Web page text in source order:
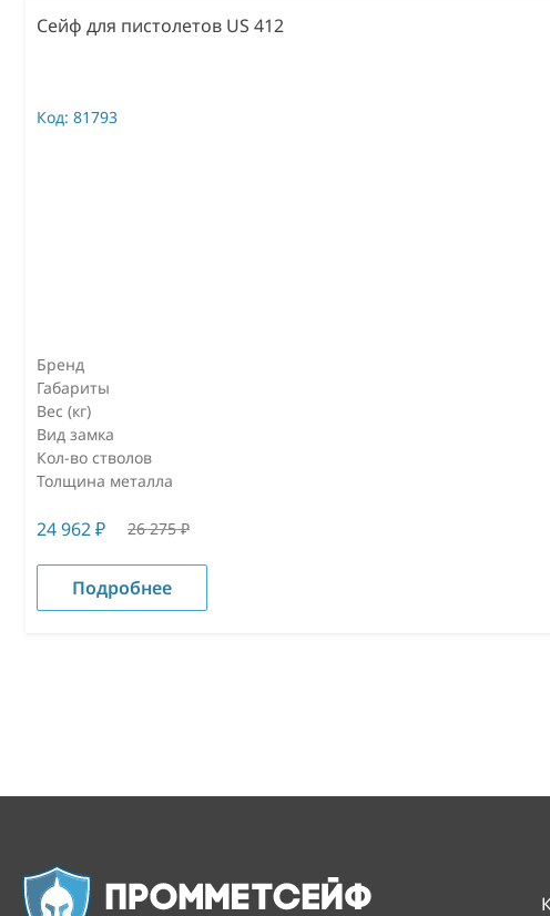
Сейф для пистолетов US 412
Код: 81793
Бренд
Габариты
Вес (кг)
Вид замка
Кол-во стволов
Толщина металла
24 962₽ 26 275₽
Подробнее